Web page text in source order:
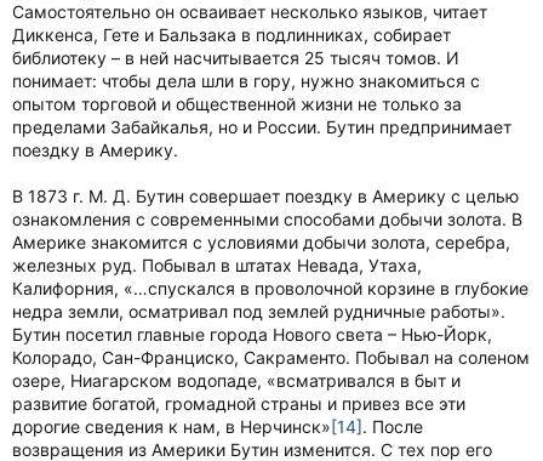
Самостоятельно он осваивает несколько языков, читает
Диккенса, Гете и Бальзака в подлинниках, собирает
библиотеку – в ней насчитывается 25 тысяч томов. И
понимает: чтобы дела шли в гору, нужно знакомиться с
опытом торговой и общественной жизни не только за
пределами Забайкалья, но и России. Бутин предпринимает
поездку в Америку.
В 1873 г. М. Д. Бутин совершает поездку в Америку с целью
ознакомления с современными способами добычи золота. В
Америке знакомится с условиями добычи золота, серебра,
железных руд. Побывал в штатах Невада, Утаха,
Калифорния, «…спускался в проволочной корзине в глубокие
недра земли, осматривал под землей рудничные работы».
Бутин посетил главные города Нового света – Нью-Йорк,
Колорадо, Сан-Франциско, Сакраменто. Побывал на соленом
озере, Ниагарском водопаде, «всматривался в быт и
развитие богатой, громадной страны и привез все эти
дорогие сведения к нам, в Нерчинск»[14]. После
возвращения из Америки Бутин изменится. С тех пор его